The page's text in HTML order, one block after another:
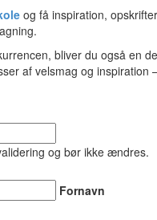
og få inspiration,
bliver du også en
af velsmag og inspiration
og bør ikke ændres.
Fornavn